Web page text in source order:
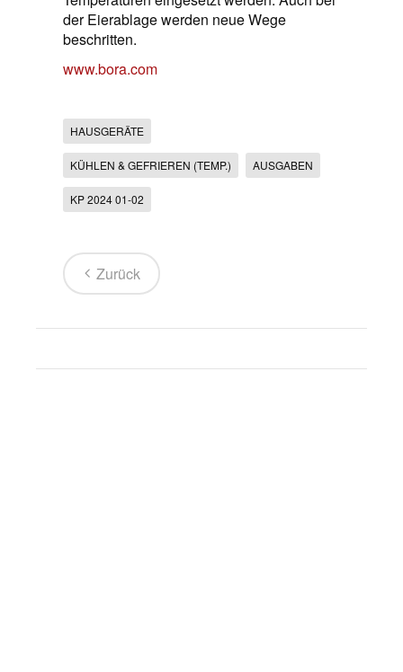
der Eierablage werden neue Wege
beschritten.
www.bora.com
HAUSGERÄTE
KÜHLEN & GEFRIEREN (TEMP.) AUSGABEN
KP 2024 01-02
Zurück